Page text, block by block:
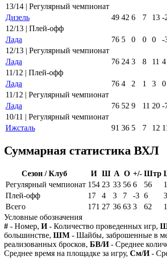
13/14 | Регулярный чемпионат
Дизель
49 42 6 7 13 -
12/13 | Плей-офф
Лада
76 5 0 0 0 -
12/13 | Регулярный чемпионат
Лада
76 24 3 8 11 4
11/12 | Плей-офф
Лада
76 4 2 1 3 0
11/12 | Регулярный чемпионат
Лада
76 52 9 11 20 -
10/11 | Регулярный чемпионат
Ижсталь
91 36 5 7 12
Суммарная статистика ВХЛ
Сезон / Клуб И Ш А О +/- Штр
Регулярный чемпионат 154 23 33 56 6 56
Плей-офф
17 4 3 7 -3 6 3
Всего
171 27 36 63 3 62
Условные обозначения
# - Номер, И- Количество проведенных игр,
большинстве, ШМ - Шайбы, заброшенные в
реализованных бросков, БВ/И- Среднее
Среднее время на площадке за игру, См/И-